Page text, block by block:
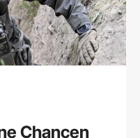
Chancen